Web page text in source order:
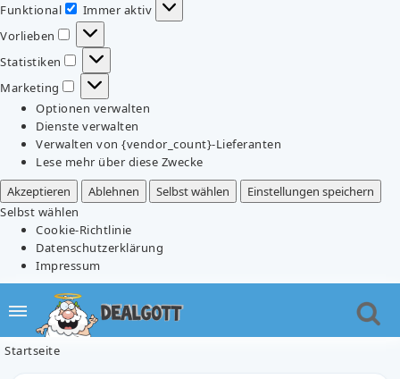
Funktional
Funktional
Immer aktiv
Vorlieben
Vorlieben
Statistiken
Statistiken
Marketing
Marketing
Optionen verwalten
Dienste verwalten
Verwalten von {vendor_count}-Lieferanten
Lese mehr über diese Zwecke
Akzeptieren
Ablehnen Selbst wählen
Einstellungen speichern
Selbst wählen
Cookie-Richtlinie
Datenschutzerklärung
Impressum
Startseite